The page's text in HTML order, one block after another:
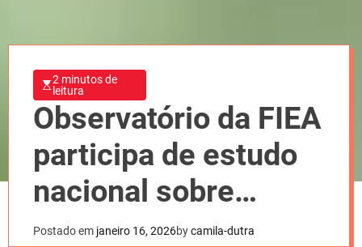
2 minutos de
leitura
Observatório da FIEA
participa de estudo
nacional sobre
descarbonização
Postado em janeiro 16, 2026bycamila-dutra